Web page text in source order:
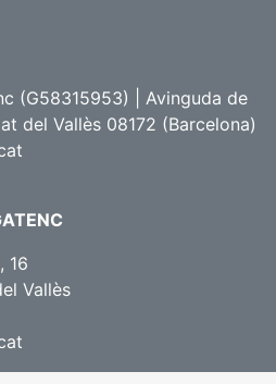
(G58315953) | Avinguda de
del Vallès 08172 (Barcelona)
16
Vallès